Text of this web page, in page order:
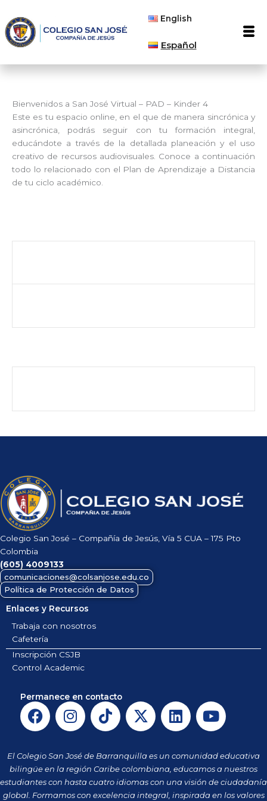
contenido
English
Español
Bienvenidos a San José Virtual – PAD – Kinder 4
Este es tu espacio online, en el que de manera sincrónica y
asincrónica, podrás seguir con tu formación integral,
educándote a través de la detallada planeación y el uso
creativo de recursos audiovisuales. Conoce a continuación
todo lo relacionado con el Plan de Aprendizaje a Distancia
de tu ciclo académico.
Colegio San José – Compañía de Jesús, Vía 5 CUA – 175 Pto
Colombia
(605) 4009133
comunicaciones@colsanjose.edu.co
Política de Protección de Datos
Enlaces y Recursos
Trabaja con nosotros
Cafetería
Inscripción CSJB
Control Academic
Permanece en contacto
F
a
e
b
o
o
I
n
t
a
g
r
T
i
t
o
k
X
-
w
i
t
t
L
i
k
e
d
i
Y
o
t
u
b
e
El Colegio San José de Barranquilla es un comunidad educativa
bilingüe en la región Caribe colombiana, educamos a nuestros
estudiantes con hasta cuatro idiomas con una visión de ciudadanía
global. Formamos con excelencia integral, inspirada en los valores